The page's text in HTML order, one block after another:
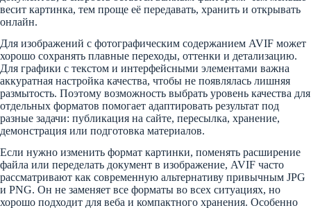
весит картинка, тем проще её передавать, хранить и открывать
онлайн.
Для изображений с фотографическим содержанием AVIF может
хорошо сохранять плавные переходы, оттенки и детализацию.
Для графики с текстом и интерфейсными элементами важна
аккуратная настройка качества, чтобы не появлялась лишняя
размытость. Поэтому возможность выбрать уровень качества для
отдельных форматов помогает адаптировать результат под
разные задачи: публикация на сайте, пересылка, хранение,
демонстрация или подготовка материалов.
Если нужно изменить формат картинки, поменять расширение
файла или переделать документ в изображение, AVIF часто
рассматривают как современную альтернативу привычным JPG
и PNG. Он не заменяет все форматы во всех ситуациях, но
хорошо подходит для веба и компактного хранения. Особенно